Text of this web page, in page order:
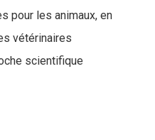
pour les animaux, en
vétérinaires
scientifique